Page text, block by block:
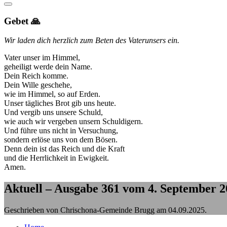
Gebet 🙏
Wir laden dich herzlich zum Beten des Vaterunsers ein.
Vater unser im Himmel,
geheiligt werde dein Name.
Dein Reich komme.
Dein Wille geschehe,
wie im Himmel, so auf Erden.
Unser tägliches Brot gib uns heute.
Und vergib uns unsere Schuld,
wie auch wir vergeben unsern Schuldigern.
Und führe uns nicht in Versuchung,
sondern erlöse uns von dem Bösen.
Denn dein ist das Reich und die Kraft
und die Herrlichkeit in Ewigkeit.
Amen.
Aktuell – Ausgabe 361 vom 4. September
Geschrieben von Chrischona-Gemeinde Brugg am 04.09.2025.